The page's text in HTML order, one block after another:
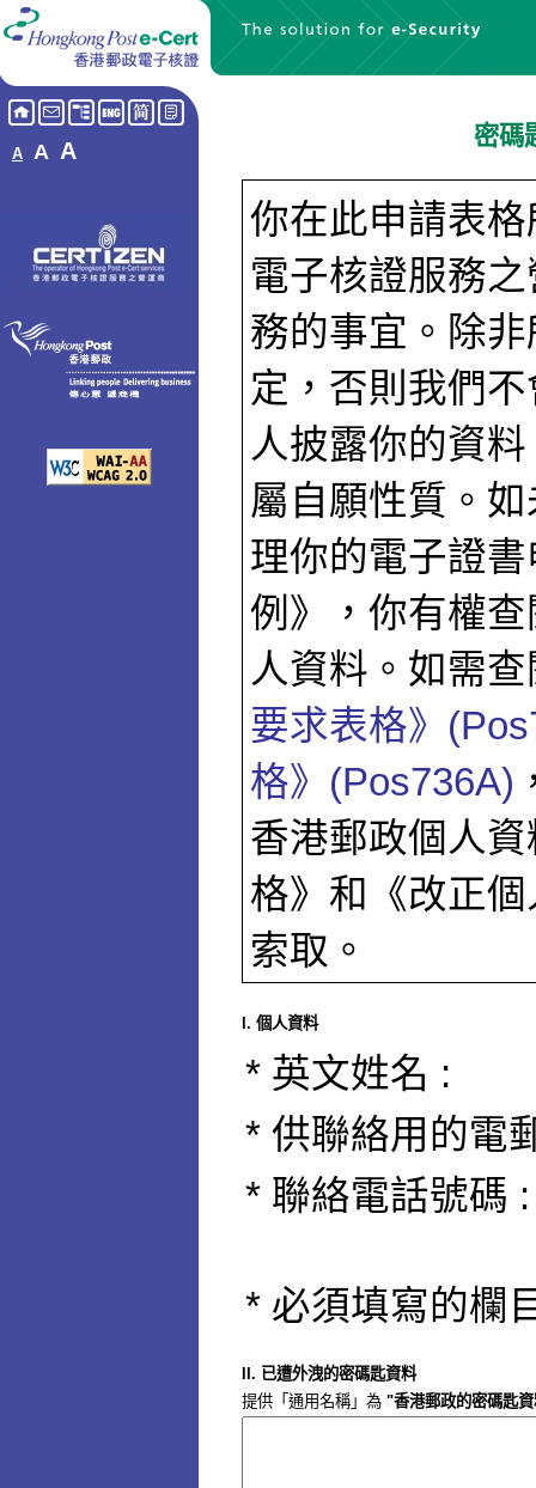
A A A 密碼
你在此申請表
電子核證服務
務的事宜。除
定，否則我們
人披露你的資
屬自願性質。
理你的電子證
例》，你有權
人資料。如需
要求表格》
格》(Pos736A)
香港郵政個人
格》和《改正
索取。
I. 個人資料
* 英文姓名 :
* 供聯絡用的電
* 聯絡電話號碼 :
* 必須填寫的欄
II. 已遭外洩的密碼匙資料
提供「通用名稱」為 "香港郵政的密碼匙